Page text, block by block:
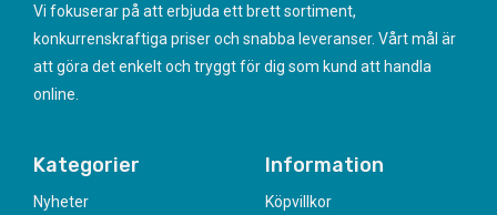
Vi fokuserar på att erbjuda ett brett sortiment,
konkurrenskraftiga priser och snabba leveranser. Vårt mål är
att göra det enkelt och tryggt för dig som kund att handla
online.
Kategorier
Nyheter
Information
Köpvillkor